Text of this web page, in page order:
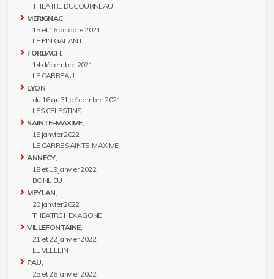
THEATRE DUCOURNEAU
MERIGNAC,
15 et 16 octobre 2021
LE PIN GALANT
FORBACH,
14 décembre 2021
LE CARREAU
LYON
du 16 au 31 décembre 2021
LES CELESTINS
SAINTE-MAXIME,
15 janvier 2022
LE CARRE SAINTE-MAXIME
ANNECY,
18 et 19 janvier 2022
BONLIEU
MEYLAN
20 janvier 2022
THEATRE HEXAGONE
VILLEFONTAINE,
21 et 22 janvier 2022
LE VELLEIN
PAU
25 et 26 janvier 2022